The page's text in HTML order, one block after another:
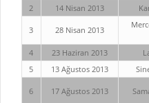
2
14 Nisan 2013
3 28 Nisan 2013
4
23 Haziran 2013
5
13 Ağustos 2013
6 17 Ağustos 2013